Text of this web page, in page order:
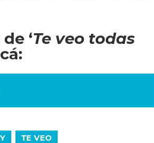
‘Te veo todas
TE VEO